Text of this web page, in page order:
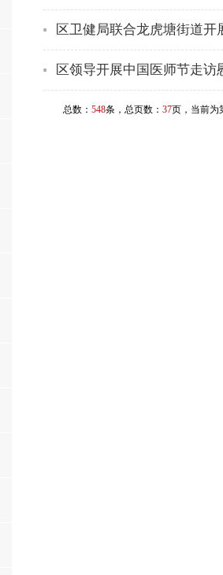
区卫健局联合龙虎塘街道开
区领导开展中国医师节走访
总数： 548条，总页数： 37页，当前为